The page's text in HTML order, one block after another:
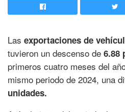
Las exportaciones de
tuvieron un descenso de 6.88
primeros cuatro meses del
mismo periodo de 2024, una
unidades.